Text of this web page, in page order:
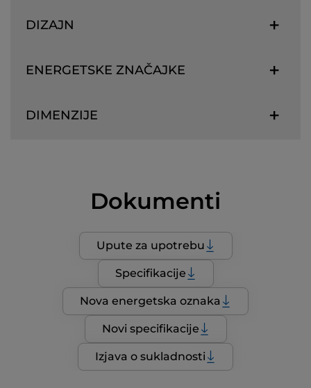
DIZAJN
ENERGETSKE ZNAČAJKE
DIMENZIJE
Dokumenti
Upute za upotrebu
Specifikacije
Nova energetska oznaka
Novi specifikacije
Izjava o sukladnosti